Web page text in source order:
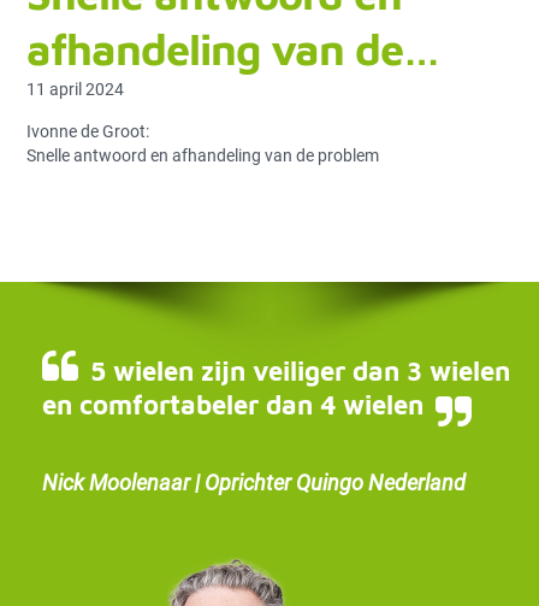
afhandeling van de…
11 april 2024
Ivonne de Groot:
Snelle antwoord en afhandeling van de problem
5 wielen zijn veiliger dan 3 wielen
en comfortabeler dan 4 wielen
Nick Moolenaar | Oprichter Quingo Nederland